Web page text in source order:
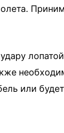
или